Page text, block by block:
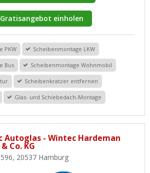
Gratisangebot einholen
PKW Scheibenmontage LKW
Bus Scheibenmontage Wohnmobil
Scheibenkratzer entfernen
Glas- und Schiebedach-Montage
Autoglas - Wintec Hardeman
Co. KG
20537 Hamburg